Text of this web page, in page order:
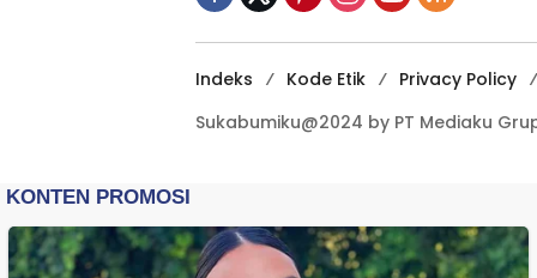
Indeks Kode Etik Privacy Policy
Sukabumiku@2024 by PT Mediaku